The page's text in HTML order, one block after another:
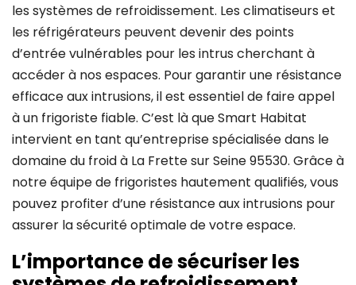
les systèmes de refroidissement. Les climatiseurs et
les réfrigérateurs peuvent devenir des points
d’entrée vulnérables pour les intrus cherchant à
accéder à nos espaces. Pour garantir une résistance
efficace aux intrusions, il est essentiel de faire appel
à un frigoriste fiable. C’est là que Smart Habitat
intervient en tant qu’entreprise spécialisée dans le
domaine du froid à La Frette sur Seine 95530. Grâce à
notre équipe de frigoristes hautement qualifiés, vous
pouvez profiter d’une résistance aux intrusions pour
assurer la sécurité optimale de votre espace.
L’importance de sécuriser les